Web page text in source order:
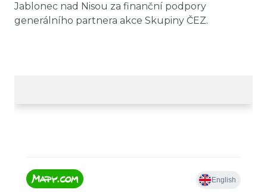
Jablonec nad Nisou za finanční podpory
generálního partnera akce Skupiny ČEZ.